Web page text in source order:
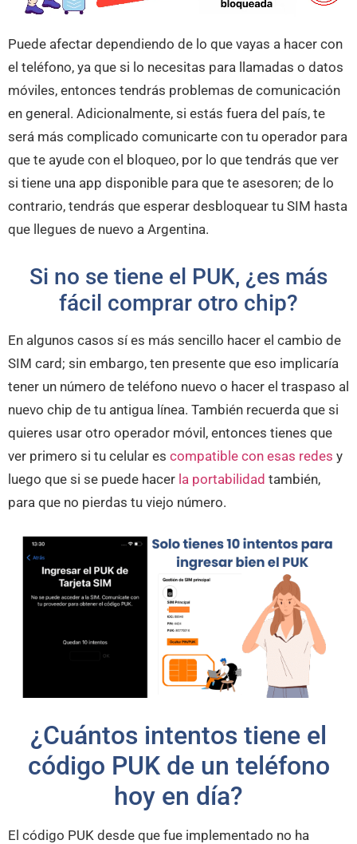
Puede afectar dependiendo de lo que vayas a hacer con
el teléfono, ya que si lo necesitas para llamadas o datos
móviles, entonces tendrás problemas de comunicación
en general. Adicionalmente, si estás fuera del país, te
será más complicado comunicarte con tu operador para
que te ayude con el bloqueo, por lo que tendrás que ver
si tiene una app disponible para que te asesoren; de lo
contrario, tendrás que esperar desbloquear tu SIM hasta
que llegues de nuevo a Argentina.
Si no se tiene el PUK, ¿es más
fácil comprar otro chip?
En algunos casos sí es más sencillo hacer el cambio de
SIM card; sin embargo, ten presente que eso implicaría
tener un número de teléfono nuevo o hacer el traspaso al
nuevo chip de tu antigua línea. También recuerda que si
quieres usar otro operador móvil, entonces tienes que
ver primero si tu celular es compatible con esas redes y
luego que si se puede hacer la portabilidad también,
para que no pierdas tu viejo número.
¿Cuántos intentos tiene el
código PUK de un teléfono
hoy en día?
El código PUK desde que fue implementado no ha